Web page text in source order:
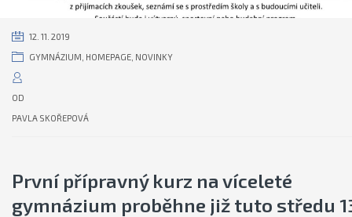
12. 11. 2019
GYMNÁZIUM HOMEPAGE NOVINKY
OD
PAVLA SKOŘEPOVÁ
První přípravný kurz na víceleté
gymnázium proběhne již tuto středu